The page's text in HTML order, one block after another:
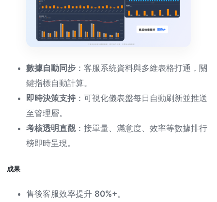
數據自動同步 ：客服系統資料與多維表格打通，關
鍵指標自動計算。
即時決策支持 ：可視化儀表盤每日自動刷新並推送
至管理層。
考核透明直觀：接單量、滿意度、效率等數據排行
榜即時呈現。
成果
售後客服效率提升 80%+。